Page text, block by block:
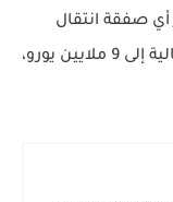
صفقة انتقال
محتملة خلال فترة الانتقالات الصيفية الحالية إلى 9 ملايين يورو،